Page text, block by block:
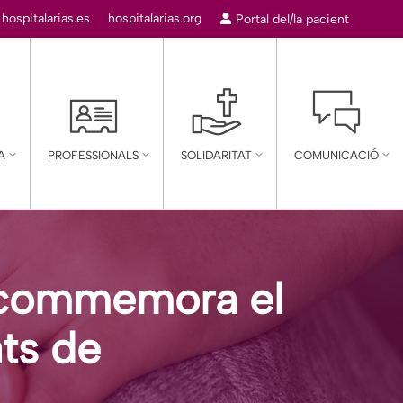
hospitalarias.es hospitalarias.org Portal del/la pacient
PROFESSIONALS SOLIDARITAT COMUNICACIÓ
el
de